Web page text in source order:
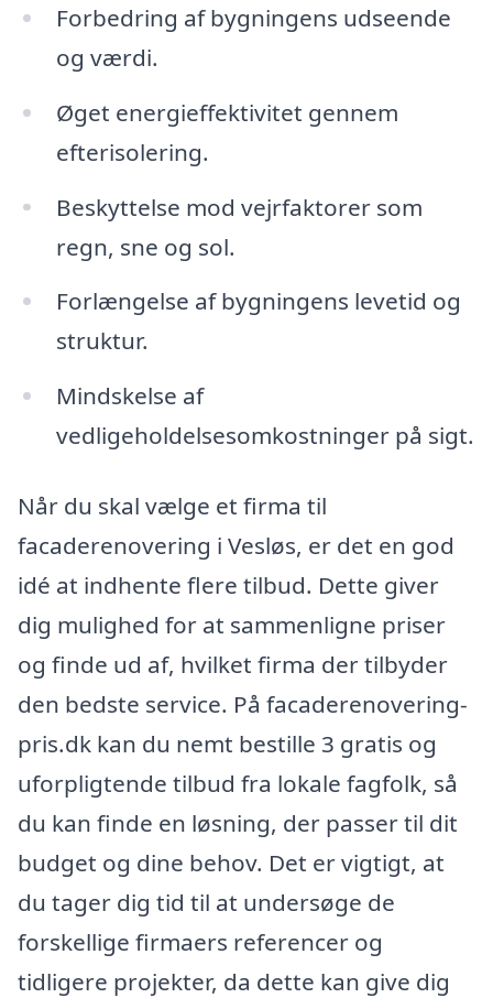
Forbedring af bygningens udseende
og værdi.
Øget energieffektivitet gennem
efterisolering.
Beskyttelse mod vejrfaktorer som
regn, sne og sol.
Forlængelse af bygningens levetid og
struktur.
Mindskelse af
vedligeholdelsesomkostninger på sigt.
Når du skal vælge et firma til
facaderenovering i Vesløs, er det en god
idé at indhente flere tilbud. Dette giver
dig mulighed for at sammenligne priser
og finde ud af, hvilket firma der tilbyder
den bedste service. På facaderenovering-
pris.dk kan du nemt bestille 3 gratis og
uforpligtende tilbud fra lokale fagfolk, så
du kan finde en løsning, der passer til dit
budget og dine behov. Det er vigtigt, at
du tager dig tid til at undersøge de
forskellige firmaers referencer og
tidligere projekter, da dette kan give dig